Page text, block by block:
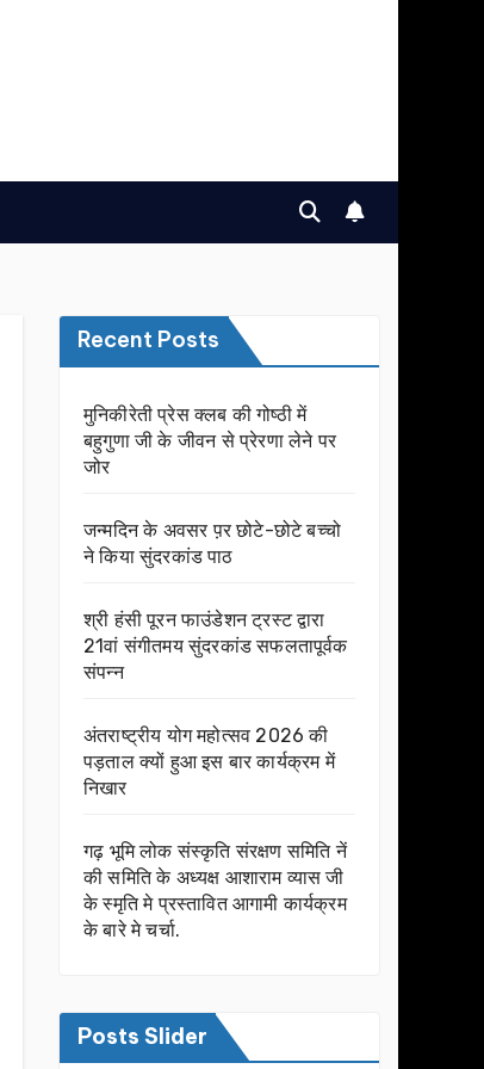
Recent Posts
मुनिकीरेती प्रेस क्लब की गोष्ठी में
बहुगुणा जी के जीवन से प्रेरणा लेने पर
जोर
जन्मदिन के अवसर प़र छोटे-छोटे बच्चो
ने किया सुंदरकांड पाठ
श्री हंसी पूरन फाउंडेशन ट्रस्ट द्वारा
21वां संगीतमय सुंदरकांड सफलतापूर्वक
संपन्न
अंतराष्ट्रीय योग महोत्सव 2026 की
पड़ताल क्यों हुआ इस बार कार्यक्रम में
निखार
गढ़ भूमि लोक संस्कृति संरक्षण समिति नें
की समिति के अध्यक्ष आशाराम व्यास जी
के स्मृति मे प्रस्तावित आगामी कार्यक्रम
के बारे मे चर्चा.
Posts Slider